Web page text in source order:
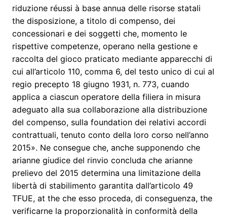
riduzione réussi à base annua delle risorse statali
the disposizione, a titolo di compenso, dei
concessionari e dei soggetti che, momento le
rispettive competenze, operano nella gestione e
raccolta del gioco praticato mediante apparecchi di
cui all’articolo 110, comma 6, del testo unico di cui al
regio precepto 18 giugno 1931, n. 773, cuando
applica a ciascun operatore della filiera in misura
adeguato alla sua collaborazione alla distribuzione
del compenso, sulla foundation dei relativi accordi
contrattuali, tenuto conto della loro corso nell’anno
2015». Ne consegue che, anche supponendo che
arianne giudice del rinvio concluda che arianne
prelievo del 2015 determina una limitazione della
libertà di stabilimento garantita dall’articolo 49
TFUE, at the che esso proceda, di conseguenza, the
verificarne la proporzionalità in conformità della